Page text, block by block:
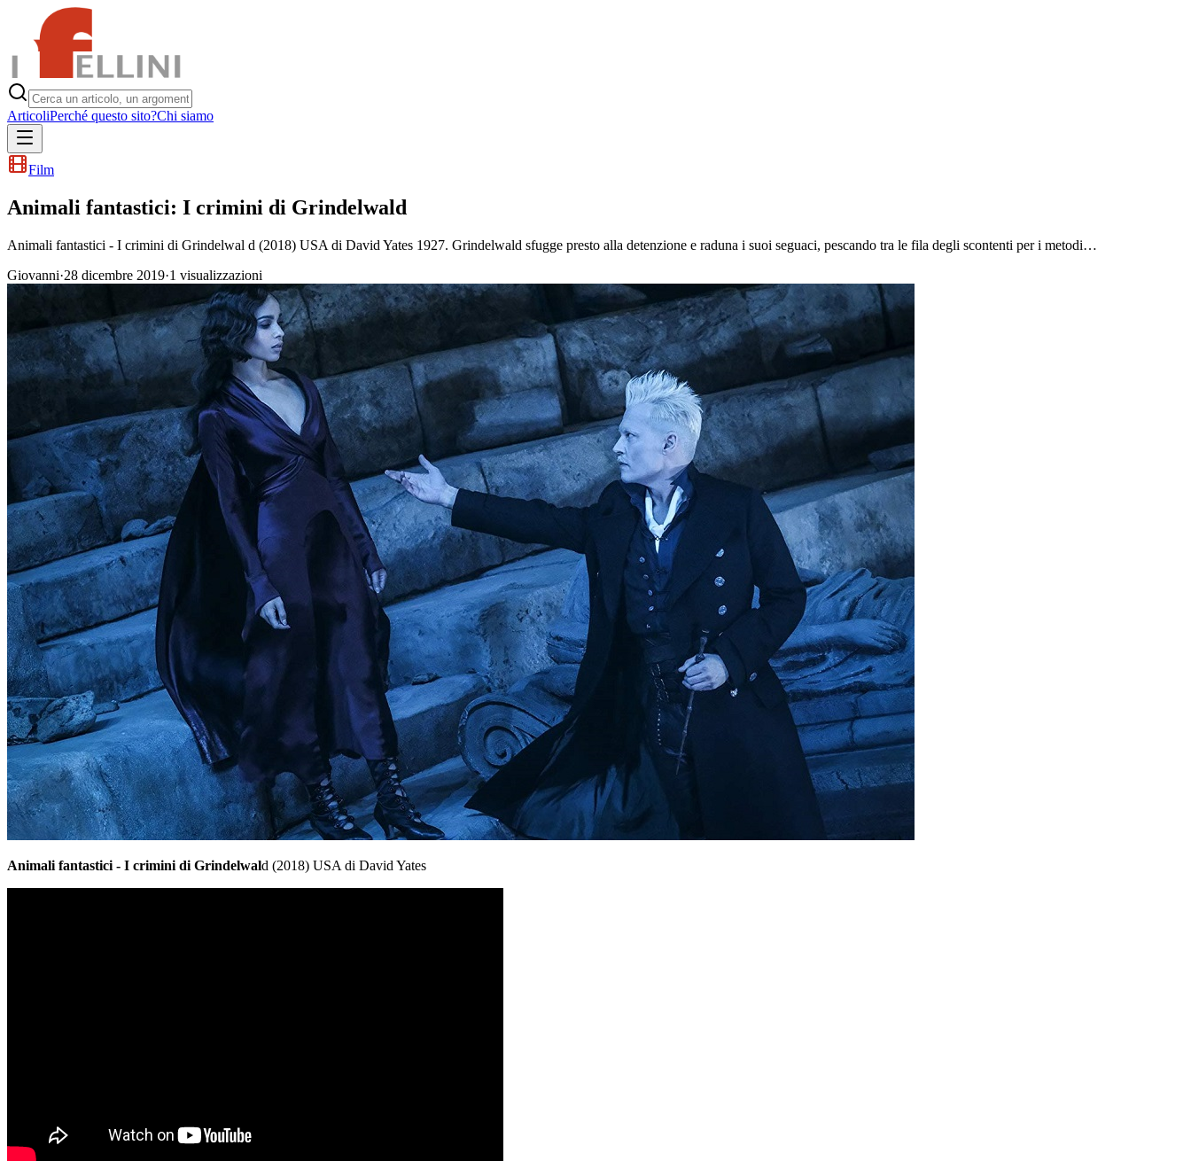
ArticoliPerché questo sito?Chi siamo
Film
Animali fantastici: I crimini di Grindelwald
Animali fantastici - I crimini di Grindelwal d (2018) USA di David Yates 1927. Grindelwald sfugge presto alla detenzione e raduna i suoi seguaci, pescando tra le fila degli scontenti per i metodi…
Giovanni·28 dicembre 2019·1 visualizzazioni
Animali fantastici - I crimini di Grindelwald (2018) USA di David Yates